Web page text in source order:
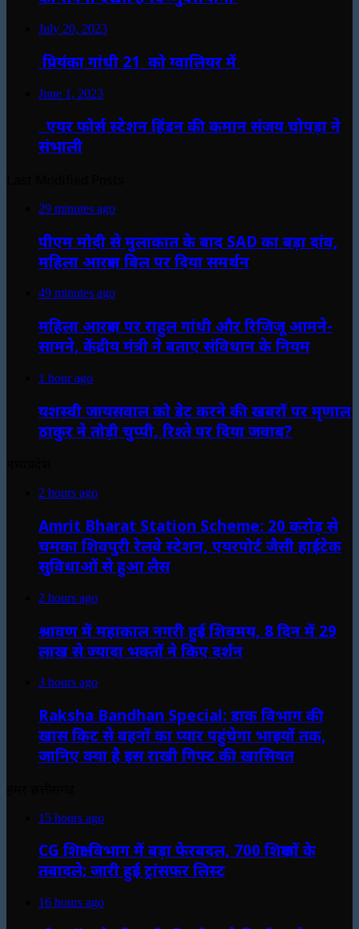
July 20, 2023
प्रियंका गांधी 21 को ग्वालियर में
June 1, 2023
एयर फोर्स स्टेशन हिंडन की कमान संजय चोपड़ा ने
संभाली
29 minutes ago
पीएम मोदी से मुलाकात के बाद SAD का बड़ा दांव,
महिला आरक्षण बिल पर दिया समर्थन
49 minutes ago
महिला आरक्षण पर राहुल गांधी और रिजिजू आमने-
सामने, केंद्रीय मंत्री ने बताए संविधान के नियम
1 hour ago
यशस्वी जायसवाल को डेट करने की खबरों पर मृणाल
ठाकुर ने तोड़ी चुप्पी, रिश्ते पर दिया जवाब?
2 hours ago
Amrit Bharat Station Scheme: 20 करोड़ से
चमका शिवपुरी रेलवे स्टेशन, एयरपोर्ट जैसी हाईटेक
सुविधाओं से हुआ लैस
2 hours ago
श्रावण में महाकाल नगरी हुई शिवमय, 8 दिन में 29
लाख से ज्यादा भक्तों ने किए दर्शन
3 hours ago
Raksha Bandhan Special: डाक विभाग की
खास किट से बहनों का प्यार पहुंचेगा भाइयों तक,
जानिए क्या है इस राखी गिफ्ट की खासियत
15 hours ago
CG शिक्षा विभाग में बड़ा फेरबदल, 700 शिक्षकों के
तबादले; जारी हुई ट्रांसफर लिस्ट
16 hours ago